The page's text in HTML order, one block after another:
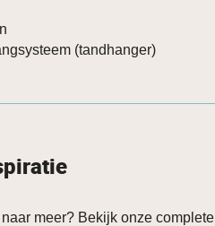
(tandhanger)
meer? Bekijk onze